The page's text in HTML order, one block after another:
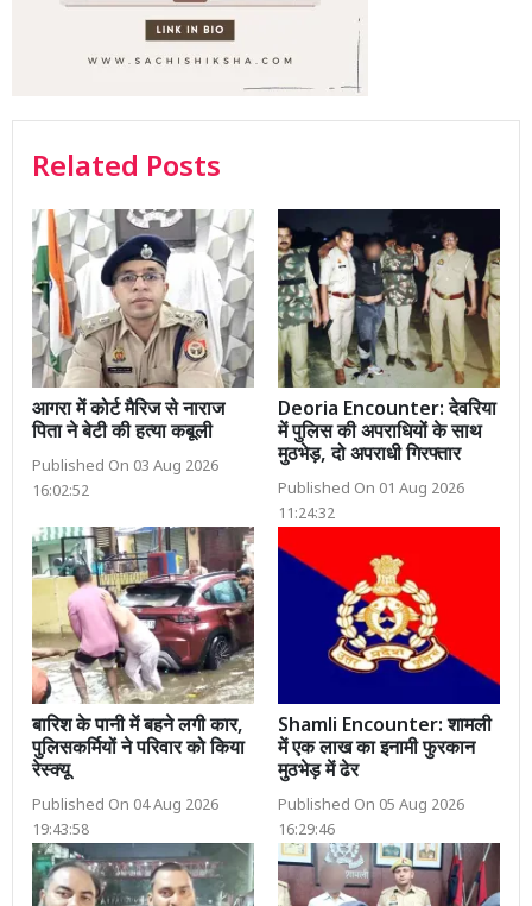
Related Posts
आगरा में कोर्ट मैरिज से नाराज
पिता ने बेटी की हत्या कबूली
Published On 03 Aug 2026
16:02:52
Deoria Encounter: देवरिया
में पुलिस की अपराधियों के साथ
मुठभेड़, दो अपराधी गिरफ्तार
Published On 01 Aug 2026
11:24:32
बारिश के पानी में बहने लगी कार,
पुलिसकर्मियों ने परिवार को किया
रेस्क्यू
Published On 04 Aug 2026
19:43:58
Shamli Encounter: शामली
में एक लाख का इनामी फुरकान
मुठभेड़ में ढेर
Published On 05 Aug 2026
16:29:46